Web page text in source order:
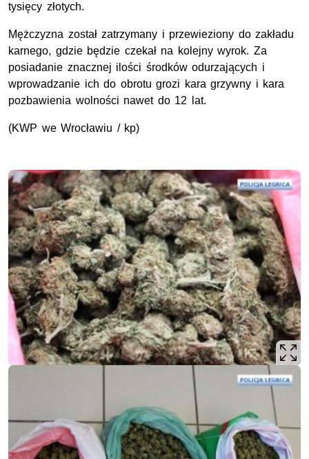
tysięcy złotych.
Mężczyzna został zatrzymany i przewieziony do zakładu
karnego, gdzie będzie czekał na kolejny wyrok. Za
posiadanie znacznej ilości środków odurzających i
wprowadzanie ich do obrotu grozi kara grzywny i kara
pozbawienia wolności nawet do 12 lat.
(KWP we Wrocławiu / kp)